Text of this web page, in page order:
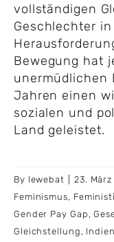
vollständigen
Geschlechter
Bewegung hat
unermüdlichen
Jahren einen
sozialen und
Land geleistet.
By lewebat 23.
Feminismus,
Gender Pay Gap ,
Gleichstellung , Indien